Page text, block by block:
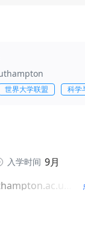
世界大学联盟 科学
入学时间 9月